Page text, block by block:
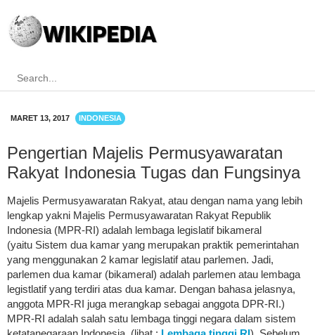
MARET 13, 2017 INDONESIA
Pengertian Majelis Permusyawaratan
Rakyat Indonesia Tugas dan Fungsinya
Majelis Permusyawaratan Rakyat, atau dengan nama yang lebih
lengkap yakni Majelis Permusyawaratan Rakyat Republik
Indonesia (MPR-RI) adalah lembaga legislatif bikameral
(yaitu Sistem dua kamar yang merupakan praktik pemerintahan
yang menggunakan 2 kamar legislatif atau parlemen. Jadi,
parlemen dua kamar (bikameral) adalah parlemen atau lembaga
legistlatif yang terdiri atas dua kamar. Dengan bahasa jelasnya,
anggota MPR-RI juga merangkap sebagai anggota DPR-RI.)
MPR-RI adalah salah satu lembaga tinggi negara dalam sistem